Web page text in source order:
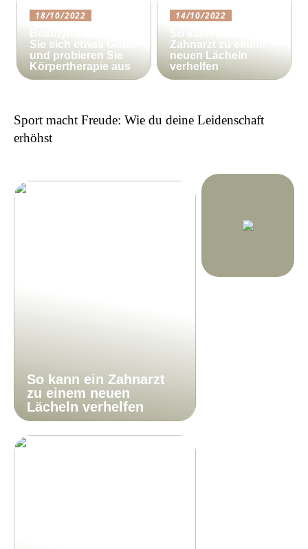
18/10/2022
Sie sich etwas Gutes
und probieren Sie
Körpertherapie aus
14/10/2022
Zahnarzt zu einem
neuen Lächeln
verhelfen
Sport macht Freude: Wie du deine Leidenschaft
erhöhst
So kann ein Zahnarzt
zu einem neuen
Lächeln verhelfen